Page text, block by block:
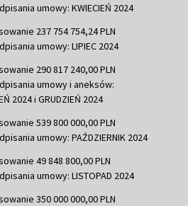
umowy: KWIECIEŃ 2024
237 754 754,24 PLN
umowy: LIPIEC 2024
290 817 240,00 PLN
umowy i aneksów:
2024 i GRUDZIEŃ 2024
539 800 000,00 PLN
umowy: PAŹDZIERNIK 2024
49 848 800,00 PLN
umowy: LISTOPAD 2024
350 000 000,00 PLN